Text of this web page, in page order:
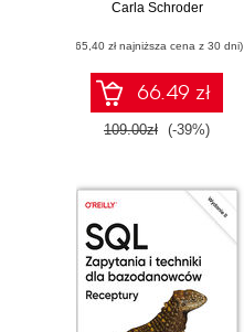
użytkownika i
Wydanie II
Carla Schroder
(65,40 zł najniższa cena z 30 dni)
66.49 zł
109.00zł (-39%)